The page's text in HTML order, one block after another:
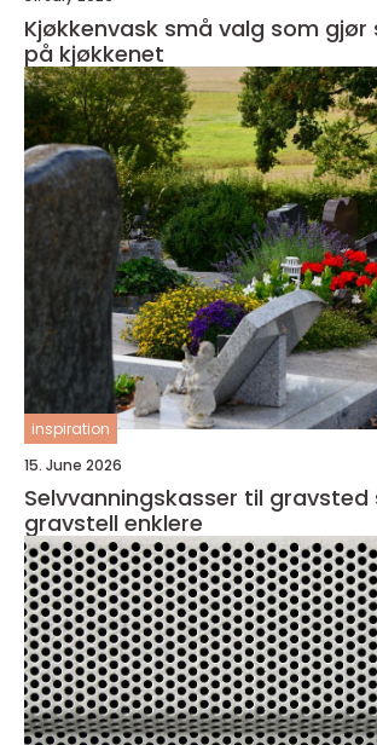
Kjøkkenvask små valg som gjør stor forskjell
på kjøkkenet
inspiration
15. June 2026
Selvvanningskasser til gravsted
gravstell enklere